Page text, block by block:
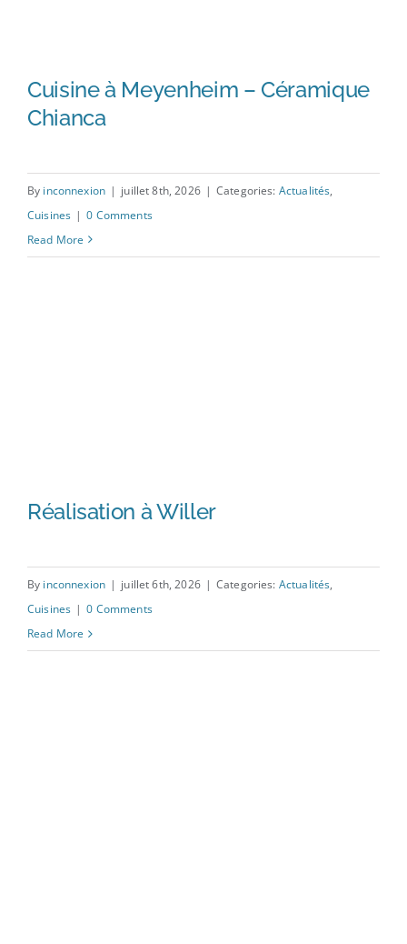
Cuisine à Meyenheim –
Cuisine à Meyenheim – Céramique
Chianca
By inconnexion | juillet 8th, 2026 | Categories: Actualités,
Cuisines | 0 Comments
Read More
Réalisation à Willer
Réalisation à Willer
By inconnexion | juillet 6th, 2026 | Categories: Actualités,
Cuisines | 0 Comments
Read More